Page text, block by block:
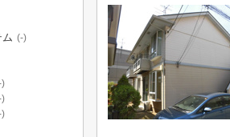
(-)
)
)
)